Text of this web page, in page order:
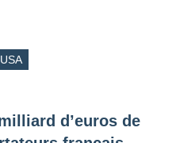
USA
d’euros de